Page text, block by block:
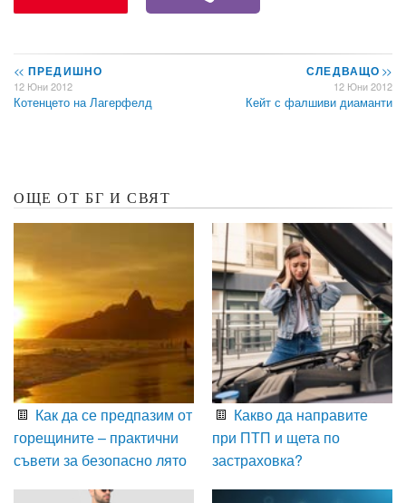
<< ПРЕДИШНО
12 Юни 2012
Котенцето на Лагерфелд
СЛЕДВАЩО>>
12 Юни 2012
Кейт с фалшиви диаманти
ОЩЕ ОТ БГ И СВЯТ
Как да се предпазим от
горещините – практични
съвети за безопасно лято
Какво да направите
при ПТП и щета по
застраховка?